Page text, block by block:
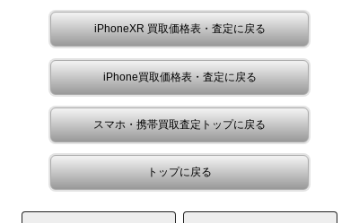
iPhoneXR 買取価格表・査定に戻る
iPhone買取価格表・査定に戻る
スマホ・携帯買取査定トップに戻る
トップに戻る